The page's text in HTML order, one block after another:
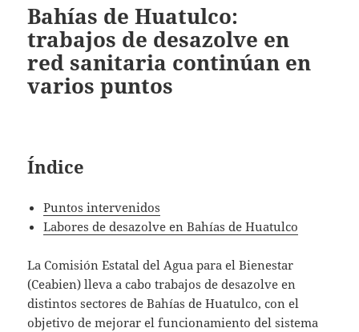
Bahías de Huatulco:
trabajos de desazolve en
red sanitaria continúan en
varios puntos
Índice
Puntos intervenidos
Labores de desazolve en Bahías de Huatulco
La Comisión Estatal del Agua para el Bienestar
(Ceabien) lleva a cabo trabajos de desazolve en
distintos sectores de Bahías de Huatulco, con el
objetivo de mejorar el funcionamiento del sistema